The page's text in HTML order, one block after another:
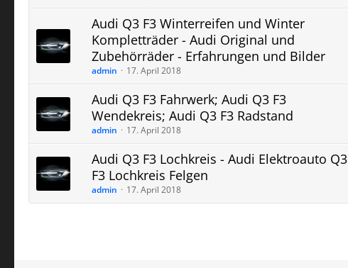
Audi Q3 F3 Winterreifen und Winter
Kompletträder - Audi Original und
Zubehörräder - Erfahrungen und Bilder
admin 17. April 2018
Audi Q3 F3 Fahrwerk; Audi Q3 F3
Wendekreis; Audi Q3 F3 Radstand
admin 17. April 2018
Audi Q3 F3 Lochkreis - Audi Elektroauto Q3
F3 Lochkreis Felgen
admin 17. April 2018